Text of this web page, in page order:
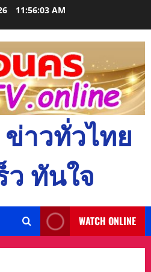
11:56:04 AM
าวทั่วไทย
ว ทันใจ
WATCH ONLINE